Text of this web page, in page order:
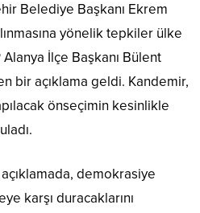
Belediye Başkanı Ekrem
yönelik tepkiler ülke
İlçe Başkanı Bülent
bir açıklama geldi. Kandemir,
önseçimin kesinlikle
demokrasiye
karşı duracaklarını